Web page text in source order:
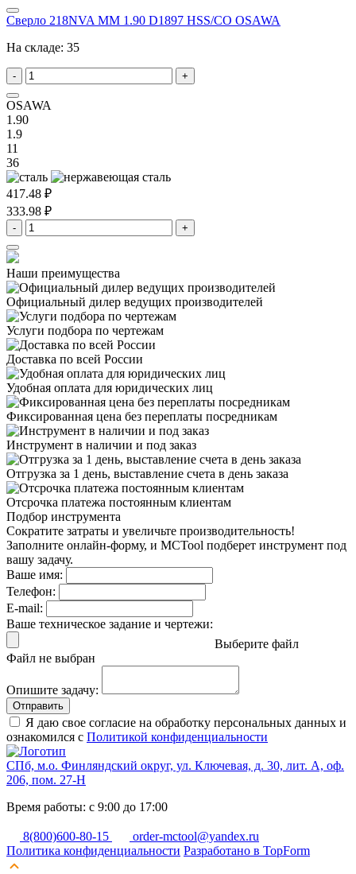
Сверло 218NVA MM 1.90 D1897 HSS/CO OSAWA
На складе: 35
- +
OSAWA
1.90
1.9
11
36
417.48 ₽
333.98 ₽
- +
Наши преимущества
Официальный дилер ведущих производителей
Услуги подбора по чертежам
Доставка по всей России
Удобная оплата для юридических лиц
Фиксированная цена без переплаты посредникам
Инструмент в наличии и под заказ
Отгрузка за 1 день, выставление счета в день заказа
Отсрочка платежа постоянным клиентам
Подбор инструмента
Сократите затраты и увеличьте производительность!
Заполните онлайн-форму, и MCTool подберет инструмент под
вашу задачу.
Ваше имя:
Телефон:
E-mail:
Ваше техническое задание и чертежи:
Выберите файл
Файл не выбран
Опишите задачу:
Отправить
Я даю свое согласие на обработку персональных данных и
ознакомился с Политикой конфиденциальности
СПб, м.о. Финляндский округ, ул. Ключевая, д. 30, лит. А, оф.
206, пом. 27-Н
Время работы: с 9:00 до 17:00
8(800)600-80-15
order-mctool@yandex.ru
Политика конфиденциальности Разработано в TopForm